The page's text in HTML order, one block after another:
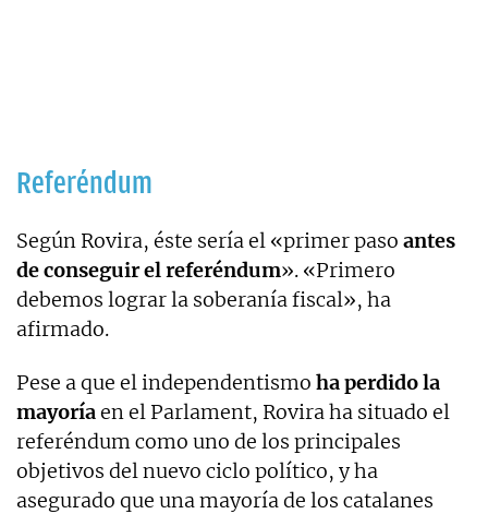
Referéndum
Según Rovira, éste sería el «primer paso antes
de conseguir el referéndum». «Primero
debemos lograr la soberanía fiscal», ha
afirmado.
Pese a que el independentismo ha perdido la
mayoríaen el Parlament, Rovira ha situado el
referéndum como uno de los principales
objetivos del nuevo ciclo político, y ha
asegurado que una mayoría de los catalanes